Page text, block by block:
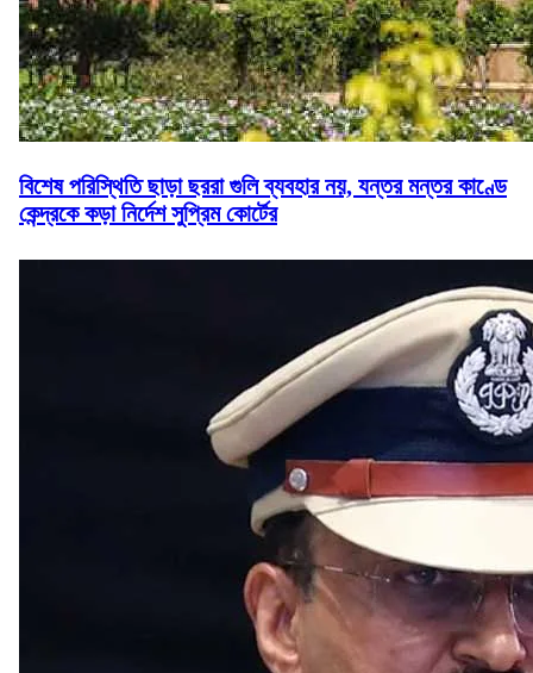
বিশেষ পরিস্থিতি ছাড়া ছররা গুলি ব্যবহার নয়, যন্তর মন্তর কাণ্ডে
কেন্দ্রকে কড়া নির্দেশ সুপ্রিম কোর্টের